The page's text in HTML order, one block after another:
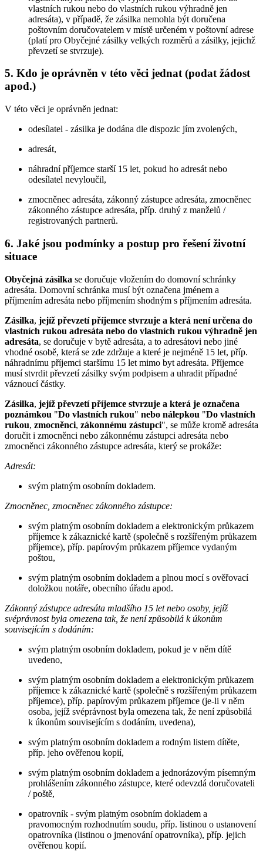
vlastních rukou nebo do vlastních rukou výhradně jen
adresáta), v případě, že zásilka nemohla být doručena
poštovním doručovatelem v místě určeném v poštovní adrese
(platí pro Obyčejné zásilky velkých rozměrů a zásilky, jejichž
převzetí se stvrzuje).
5. Kdo je oprávněn v této věci jednat (podat žádost
apod.)
V této věci je oprávněn jednat:
odesílatel - zásilka je dodána dle dispozic jím zvolených,
adresát,
náhradní příjemce starší 15 let, pokud ho adresát nebo
odesílatel nevyloučil,
zmocněnec adresáta, zákonný zástupce adresáta, zmocněnec
zákonného zástupce adresáta, příp. druhý z manželů /
registrovaných partnerů.
6. Jaké jsou podmínky a postup pro řešení životní
situace
Obyčejná zásilka se doručuje vložením do domovní schránky
adresáta. Domovní schránka musí být označena jménem a
příjmením adresáta nebo příjmením shodným s příjmením adresáta.
Zásilka, jejíž převzetí příjemce stvrzuje a která není určena do
vlastních rukou adresáta nebo do vlastních rukou výhradně jen
adresáta, se doručuje v bytě adresáta, a to adresátovi nebo jiné
vhodné osobě, která se zde zdržuje a které je nejméně 15 let, příp.
náhradnímu příjemci staršímu 15 let mimo byt adresáta. Příjemce
musí stvrdit převzetí zásilky svým podpisem a uhradit případné
váznoucí částky.
Zásilka, jejíž převzetí příjemce stvrzuje a která je označena
poznámkou "Do vlastních rukou" nebo nálepkou "Do vlastních
rukou, zmocněnci, zákonnému zástupci", se může kromě adresáta
doručit i zmocněnci nebo zákonnému zástupci adresáta nebo
zmocněnci zákonného zástupce adresáta, který se prokáže:
Adresát:
svým platným osobním dokladem.
Zmocněnec, zmocněnec zákonného zástupce:
svým platným osobním dokladem a elektronickým průkazem
příjemce k zákaznické kartě (společně s rozšířeným průkazem
příjemce), příp. papírovým průkazem příjemce vydaným
poštou,
svým platným osobním dokladem a plnou mocí s ověřovací
doložkou notáře, obecního úřadu apod.
Zákonný zástupce adresáta mladšího 15 let nebo osoby, jejíž
svéprávnost byla omezena tak, že není způsobilá k úkonům
souvisejícím s dodáním:
svým platným osobním dokladem, pokud je v něm dítě
uvedeno,
svým platným osobním dokladem a elektronickým průkazem
příjemce k zákaznické kartě (společně s rozšířeným průkazem
příjemce), příp. papírovým průkazem příjemce (je-li v něm
osoba, jejíž svéprávnost byla omezena tak, že není způsobilá
k úkonům souvisejícím s dodáním, uvedena),
svým platným osobním dokladem a rodným listem dítěte,
příp. jeho ověřenou kopií,
svým platným osobním dokladem a jednorázovým písemným
prohlášením zákonného zástupce, které odevzdá doručovateli
/ poště,
opatrovník - svým platným osobním dokladem a
pravomocným rozhodnutím soudu, příp. listinou o ustanovení
opatrovníka (listinou o jmenování opatrovníka), příp. jejich
ověřenou kopií.